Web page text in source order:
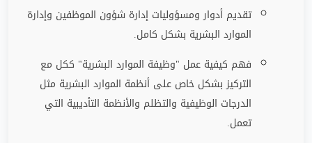
تقديم أدوار ومسؤوليات إدارة شؤون الموظفين وإدارة
الموارد البشرية بشكل كامل.
فهم كيفية عمل "وظيفة الموارد البشرية" ككل مع
التركيز بشكل خاص على أنظمة الموارد البشرية مثل
الدرجات الوظيفية والتظلم والأنظمة التأديبية التي
تعمل.